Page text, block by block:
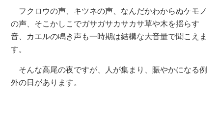
フクロウの声、キツネの声、なんだかわからぬケモノ
の声、そこかしこでガサガサカサカサ草や木を揺らす
音、カエルの鳴き声も一時期は結構な大音量で聞こえま
す。
そんな高尾の夜ですが、人が集まり、賑やかになる例
外の日があります。